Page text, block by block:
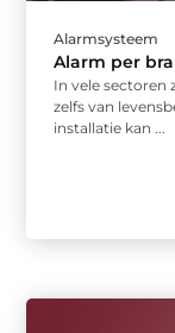
Alarmsysteem
Alarm per
In vele sectoren
zelfs van
installatie kan ...